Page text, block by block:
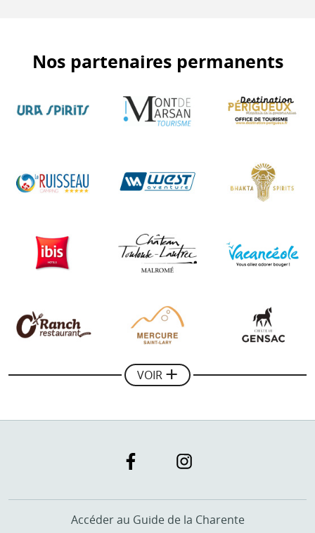
"Nous recommandons vivement les guides de
Negocom Atlantique, une jeune équipe dynamique,
région et mettre en avant les petites structures telle
que la nôtre (...)"
Le Paradis Perdu - Location de chalets en Béarn
du Pays Basque, merci pour son aide dans le
développement de notre communication sur le web,
Nos partenaires permanents
VOIR
Accéder au Guide de la Charente